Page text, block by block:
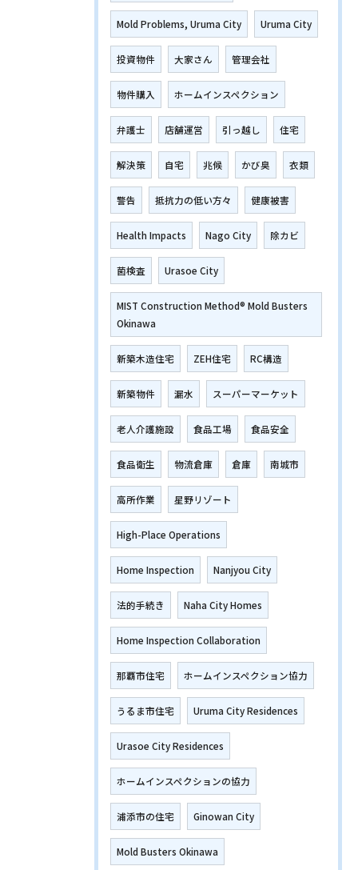
Mold Problems, Uruma City Uruma City
投資物件 大家さん 管理会社
物件購入 ホームインスペクション
弁護士 店舗運営 引っ越し 住宅
解決策 自宅 兆候 かび臭 衣類
警告 抵抗力の低い方々 健康被害
Health Impacts Nago City 除カビ
菌検査 Urasoe City
MIST Construction Method® Mold Busters
Okinawa
新築木造住宅 ZEH住宅 RC構造
新築物件 漏水 スーパーマーケット
老人介護施設 食品工場 食品安全
食品衛生 物流倉庫 倉庫 南城市
高所作業 星野リゾート
High-Place Operations
Home Inspection Nanjyou City
法的手続き Naha City Homes
Home Inspection Collaboration
那覇市住宅 ホームインスペクション協力
うるま市住宅 Uruma City Residences
Urasoe City Residences
ホームインスペクションの協力
浦添市の住宅 Ginowan City
Mold Busters Okinawa